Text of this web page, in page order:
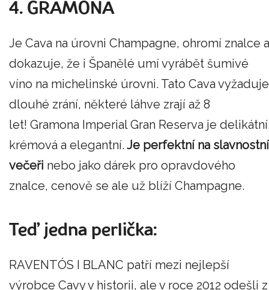
4. GRAMONA
Je Cava na úrovni Champagne, ohromí znalce a
dokazuje, že i Španělé umí vyrábět šumivé
víno na michelinské úrovni. Tato Cava vyžaduje
dlouhé zrání, některé láhve zrají až 8
let! Gramona Imperial Gran Reserva je
krémová a elegantní. Je perfektní na slavnostní
večeři nebo jako dárek pro opravdového
znalce, cenově se ale už blíží Champagne.
Teď jedna perlička:
RAVENTÓS I BLANC patří mezi nejlepší
výrobce Cavy v historii, ale v roce 2012 odešli z